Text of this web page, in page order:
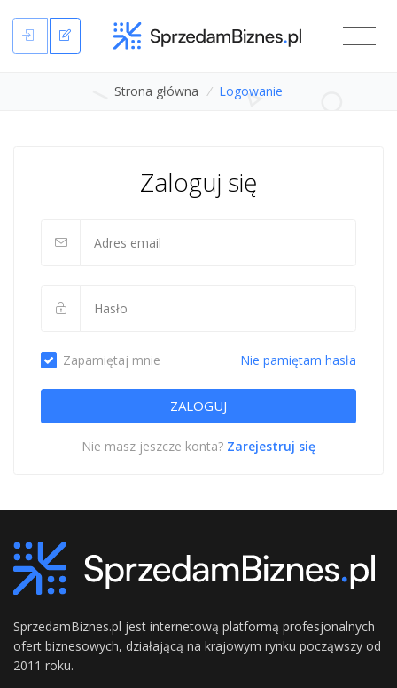
Strona główna / Logowanie
Zaloguj się
Zapamiętaj mnie Nie pamiętam hasła
Nie masz jeszcze konta? Zarejestruj się
SprzedamBiznes.pl jest internetową platformą profesjonalnych
ofert biznesowych, działającą na krajowym rynku począwszy od
2011 roku.